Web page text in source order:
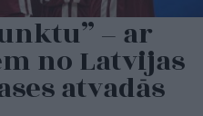
– ar
no Latvijas
atvadās